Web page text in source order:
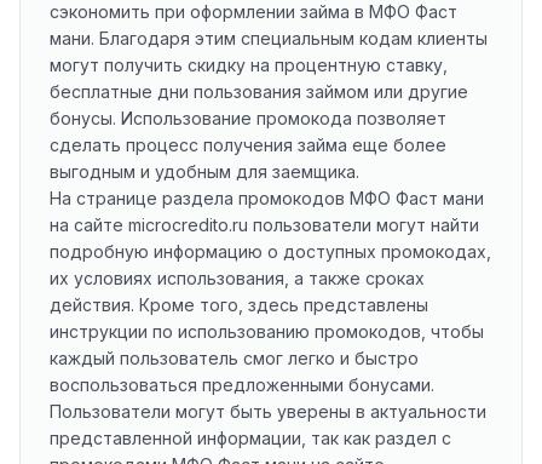
сэкономить при оформлении займа в МФО Фаст
мани. Благодаря этим специальным кодам клиенты
могут получить скидку на процентную ставку,
бесплатные дни пользования займом или другие
бонусы. Использование промокода позволяет
сделать процесс получения займа еще более
выгодным и удобным для заемщика.
На странице раздела промокодов МФО Фаст мани
на сайте microcredito.ru пользователи могут найти
подробную информацию о доступных промокодах,
их условиях использования, а также сроках
действия. Кроме того, здесь представлены
инструкции по использованию промокодов, чтобы
каждый пользователь смог легко и быстро
воспользоваться предложенными бонусами.
Пользователи могут быть уверены в актуальности
представленной информации, так как раздел с